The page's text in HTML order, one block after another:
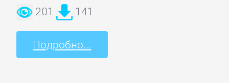
201 141
Подробно...
Программы